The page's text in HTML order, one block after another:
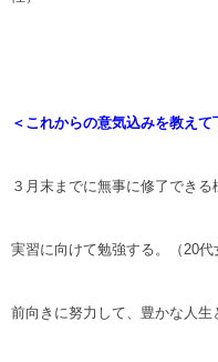
＜これからの意気込みを教えて
３月末までに無事に修了できる
実習に向けて勉強する。（20代
前向きに努力して、豊かな人生